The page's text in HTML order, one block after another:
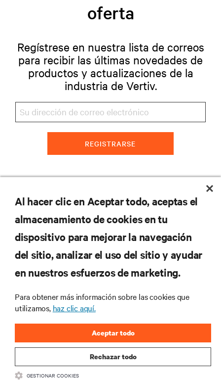
oferta
Regístrese en nuestra lista de correos
para recibir las últimas novedades de
productos y actualizaciones de la
industria de Vertiv.
REGISTRARSE
RECURSOS
CORPORATIVO
Términos de uso • Politica Global de Privacidad y Cookies
Al hacer clic en Aceptar todo, aceptas el
almacenamiento de cookies en tu
dispositivo para mejorar la navegación
del sitio, analizar el uso del sitio y ayudar
en nuestros esfuerzos de marketing.
Para obtener más información sobre las cookies que
utilizamos, haz clic aquí.
Rechazar todo
Aceptar todo
GESTIONAR COOKIES